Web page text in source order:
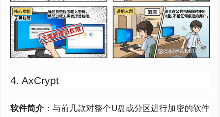
4. AxCrypt
软件简介：与前几款对整个U盘或分区进行加密的软件